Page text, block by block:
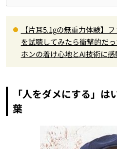
【片耳5.1gの無重力体験】
を試聴してみたら衝撃的だ
ホンの着け心地とAI技術に感
「人をダメにする」
葉